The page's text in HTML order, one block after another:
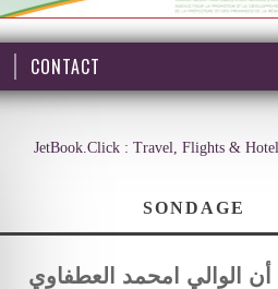
CONTACT
JetBook.Click : Travel, Flights &
SONDAGE
الوالي امحمد العطفاوي